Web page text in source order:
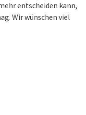
entscheiden kann,
Wir wünschen viel